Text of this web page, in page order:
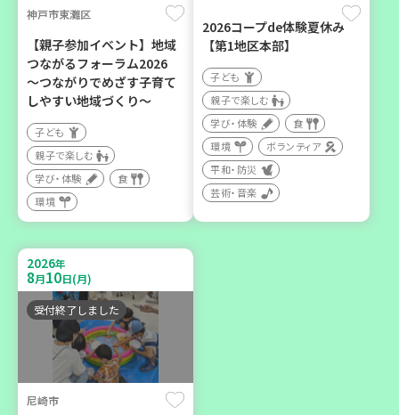
「フードプラン上富田みか
ん」バスで行く 産地見学＆
生産者交流会
学び・体験 食
野菜を食べよう！ベジ活キ
ャンペーン【第２地区】
子ども
親子で楽しむ
学び・体験
食
2026年
9月12日(土)
豊岡市
大人の発達障がいを学び、
親子で心を軽くしません
か？
神戸市東灘区
【親子参加イベント】地域
つながるフォーラム2026
～つながりでめざす子育て
しやすい地域づくり～
子ども
親子で楽しむ
学び・体験
食
環境
2026コープde体験夏休み
【第1地区本部】
子ども
親子で楽しむ
学び・体験
食
環境
ボランティア
平和・防災
芸術・音楽
2026年
8月10日(月)
受付終了しました
尼崎市